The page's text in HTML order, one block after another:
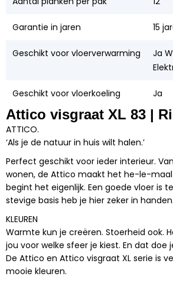
Garantie in jaren 15
Geschikt voor vloerverwarming
Ja
Geschikt voor vloerkoeling Ja
Attico visgraat XL 83 |
ATTICO.
‘Als je de natuur in huis wilt halen.’
Perfect geschikt voor ieder interieur.
wonen, de Attico maakt het he-le-
begint het eigenlijk. Een goede vloer is
stevige basis heb je hier zeker in handen.
KLEUREN
Warmte kun je creëren. Stoerheid ook.
jou voor welke sfeer je kiest. En dat doe
De Attico en Attico visgraat XL serie is
mooie kleuren.